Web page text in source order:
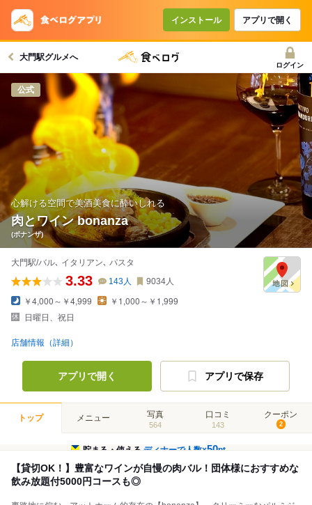
インストール アプリで開く
大門駅グルメへ
ログイン
公式
心解ける空間で美酒美食に酔いしれる
肉とワイン bonanza
(ボナンザ)
大門駅/バル､ イタリアン､ パスタ
3.33 143人 9034人
￥4,000～￥4,999
￥1,000～￥1,999
日曜日、祝日
店舗情報（詳細）
アプリで開く アプリで保存
トップ メニュー 写真
564
口コミ
143
クーポン
2
貯まる・使えるディナーで人数×50pt
【貸切OK！】豊富なワインが自慢の肉バル！団体様におすすめな
飲み放題付5000円コースも◎
コースで使えるクーポン
戻る
クーポンを利用せず予約する